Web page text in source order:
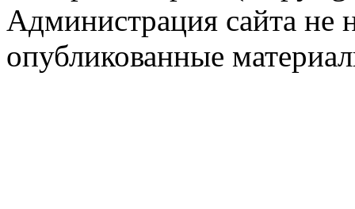
Администрация сайта не
опубликованные